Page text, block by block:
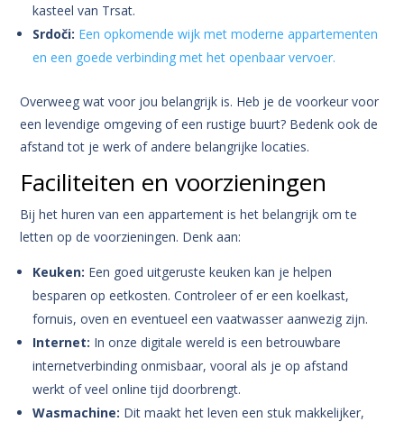
kasteel van Trsat.
Srdoči: Een opkomende wijk met moderne appartementen
en een goede verbinding met het openbaar vervoer.
Overweeg wat voor jou belangrijk is. Heb je de voorkeur voor
een levendige omgeving of een rustige buurt? Bedenk ook de
afstand tot je werk of andere belangrijke locaties.
Faciliteiten en voorzieningen
Bij het huren van een appartement is het belangrijk om te
letten op de voorzieningen. Denk aan:
Keuken: Een goed uitgeruste keuken kan je helpen
besparen op eetkosten. Controleer of er een koelkast,
fornuis, oven en eventueel een vaatwasser aanwezig zijn.
Internet: In onze digitale wereld is een betrouwbare
internetverbinding onmisbaar, vooral als je op afstand
werkt of veel online tijd doorbrengt.
Wasmachine: Dit maakt het leven een stuk makkelijker,